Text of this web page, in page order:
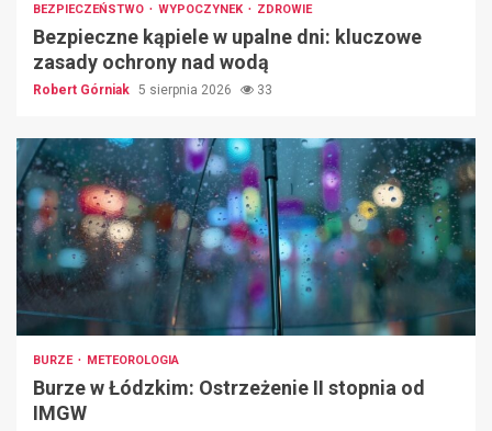
BEZPIECZEŃSTWO WYPOCZYNEK ZDROWIE
Bezpieczne kąpiele w upalne dni: kluczowe
zasady ochrony nad wodą
Robert Górniak 5 sierpnia 2026 33
BURZE METEOROLOGIA
Burze w Łódzkim: Ostrzeżenie II stopnia od
IMGW